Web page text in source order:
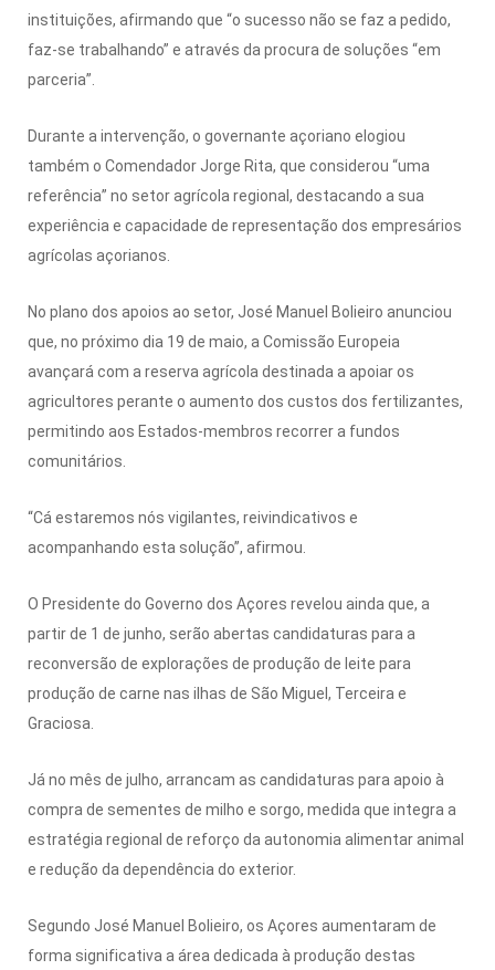
instituições, afirmando que “o sucesso não se faz a pedido,
faz-se trabalhando” e através da procura de soluções “em
parceria”.
Durante a intervenção, o governante açoriano elogiou
também o Comendador Jorge Rita, que considerou “uma
referência” no setor agrícola regional, destacando a sua
experiência e capacidade de representação dos empresários
agrícolas açorianos.
No plano dos apoios ao setor, José Manuel Bolieiro anunciou
que, no próximo dia 19 de maio, a Comissão Europeia
avançará com a reserva agrícola destinada a apoiar os
agricultores perante o aumento dos custos dos fertilizantes,
permitindo aos Estados-membros recorrer a fundos
comunitários.
“Cá estaremos nós vigilantes, reivindicativos e
acompanhando esta solução”, afirmou.
O Presidente do Governo dos Açores revelou ainda que, a
partir de 1 de junho, serão abertas candidaturas para a
reconversão de explorações de produção de leite para
produção de carne nas ilhas de São Miguel, Terceira e
Graciosa.
Já no mês de julho, arrancam as candidaturas para apoio à
compra de sementes de milho e sorgo, medida que integra a
estratégia regional de reforço da autonomia alimentar animal
e redução da dependência do exterior.
Segundo José Manuel Bolieiro, os Açores aumentaram de
forma significativa a área dedicada à produção destas